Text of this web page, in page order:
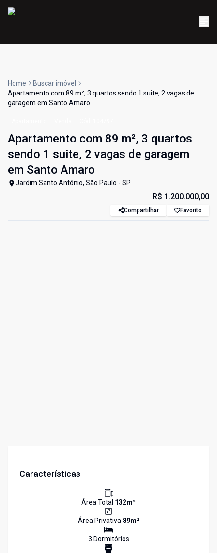
Home
Buscar imóvel
Apartamento com 89 m², 3 quartos sendo 1 suite, 2 vagas de
garagem em Santo Amaro
Apartamento com 89 m², 3 quartos
sendo 1 suite, 2 vagas de garagem
em Santo Amaro
Jardim Santo Antônio, São Paulo - SP
R$ 1.200.000,00
Compartilhar Favorito
Características
Área Total 132m²
Área Privativa 89m²
3 Dormitórios